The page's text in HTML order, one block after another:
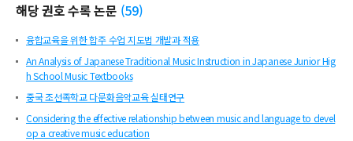
해당 권호 수록 논문 (59)
융합교육을 위한 합주 수업 지도법 개발과 적용
An Analysis of Japanese Traditional Music Instruction in Japanese Junior Hig
h School Music Textbooks
중국 조선족학교 다문화음악교육 실태연구
Considering the effective relationship between music and language to devel
op a creative music education